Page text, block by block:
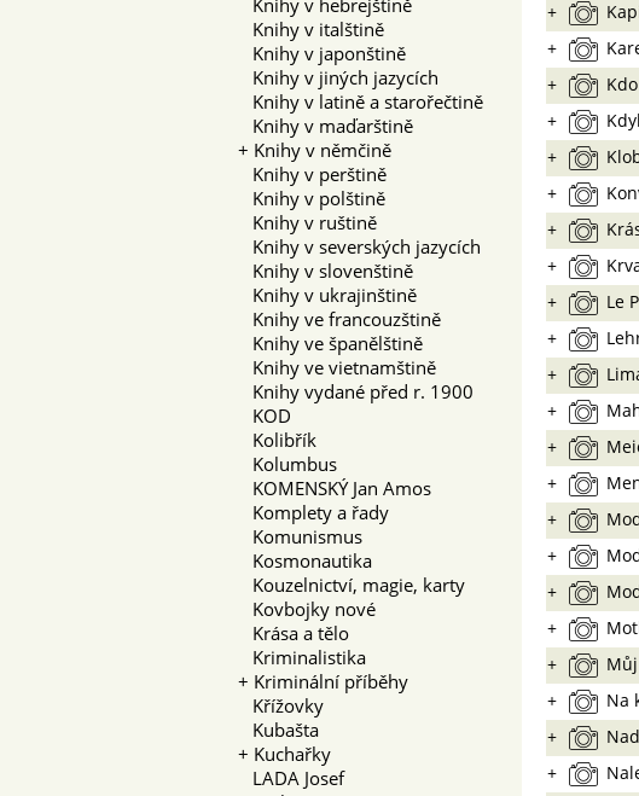
Knihy v italštině
Knihy v japonštině
Knihy v jiných jazycích
Knihy v latině a starořečtině
Knihy v maďarštině
+ Knihy v němčině
Knihy v perštině
Knihy v polštině
Knihy v ruštině
Knihy v severských jazycích
Knihy v slovenštině
Knihy v ukrajinštině
Knihy ve francouzštině
Knihy ve španělštině
Knihy ve vietnamštině
Knihy vydané před r. 1900
KOD
Kolibřík
Kolumbus
KOMENSKÝ Jan Amos
Komplety a řady
Komunismus
Kosmonautika
Kouzelnictví, magie, karty
Kovbojky nové
Krása a tělo
Kriminalistika
+ Kriminální příběhy
Křížovky
Kubašta
+ Kuchařky
LADA Josef
+
+
+
+
+
+
+
+
+
Le
+
+
+
+
+
+
+
+
+
+
+
Na
+
+